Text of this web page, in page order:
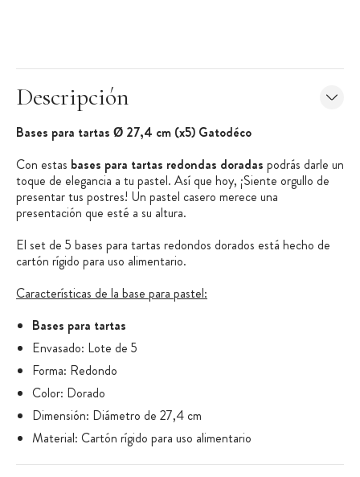
Descripción
Bases para tartas Ø 27,4 cm (x5) Gatodéco
Con estas bases para tartas redondas doradas podrás darle un
toque de elegancia a tu pastel. Así que hoy, ¡Siente orgullo de
presentar tus postres! Un pastel casero merece una
presentación que esté a su altura.
El set de 5 bases para tartas redondos dorados está hecho de
cartón rígido para uso alimentario.
Características de la base para pastel:
Bases para tartas
Envasado: Lote de 5
Forma: Redondo
Color: Dorado
Dimensión: Diámetro de 27,4 cm
Material: Cartón rígido para uso alimentario
Maca:Gatodéco